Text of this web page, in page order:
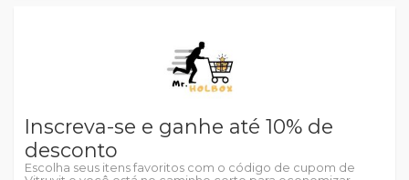
Inscreva-se e ganhe até 10% de
desconto
Escolha seus itens favoritos com o código de cupom de